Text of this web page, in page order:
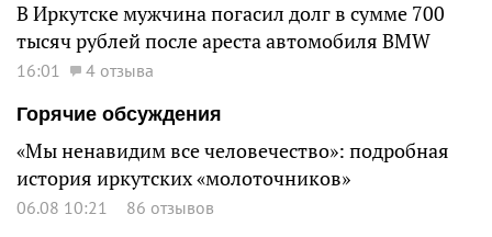
В Иркутске мужчина погасил долг в сумме 700
тысяч рублей после ареста автомобиля BMW
16:01
4 отзыва
Горячие обсуждения
«Мы ненавидим все человечество»: подробная
история иркутских «молоточников»
06.08 10:21 86 отзывов